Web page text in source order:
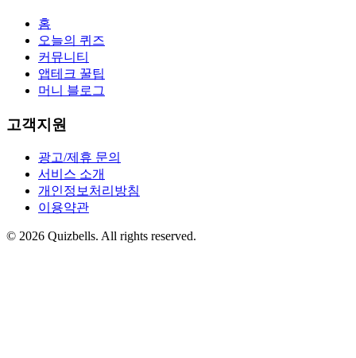
홈
오늘의 퀴즈
커뮤니티
앱테크 꿀팁
머니 블로그
고객지원
광고/제휴 문의
서비스 소개
개인정보처리방침
이용약관
© 2026 Quizbells. All rights reserved.